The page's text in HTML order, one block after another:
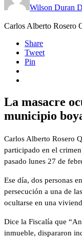
Wilson Duran
Carlos Alberto Rosero
Share
Tweet
Pin
La masacre
municipio
Carlos Alberto Rosero
participado en el
pasado lunes 27 de
Ese día, dos personas
persecución a una de
ocultarse en una
Dice la Fiscalía que
inmueble, dispararon